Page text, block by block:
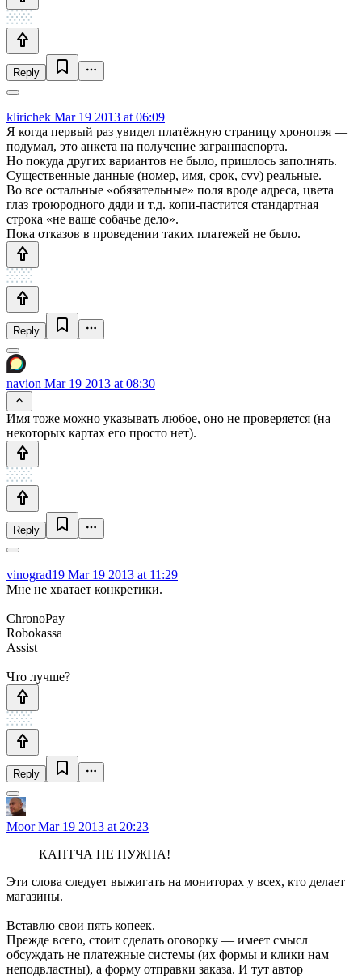
Reply
klirichek Mar 19 2013 at 06:09
Я когда первый раз увидел платёжную страницу хронопэя —
подумал, это анкета на получение загранпаспорта.
Но покуда других вариантов не было, пришлось заполнять.
Существенные данные (номер, имя, срок, cvv) реальные.
Во все остальные «обязательные» поля вроде адреса, цвета
глаз троюродного дяди и т.д. копи-пастится стандартная
строка «не ваше собачье дело».
Пока отказов в проведении таких платежей не было.
Reply
navion Mar 19 2013 at 08:30
Имя тоже можно указывать любое, оно не проверяется (на
некоторых картах его просто нет).
Reply
vinograd19 Mar 19 2013 at 11:29
Мне не хватает конкретики.
ChronoPay
Robokassa
Assist
Что лучше?
Reply
MoorMar 19 2013 at 20:23
КАПТЧА НЕ НУЖНА!
Эти слова следует выжигать на мониторах у всех, кто делает
магазины.
Вставлю свои пять копеек.
Прежде всего, стоит сделать оговорку — имеет смысл
обсуждать не платежные системы (их формы и клики нам
неподвластны), а форму отправки заказа. И тут автор